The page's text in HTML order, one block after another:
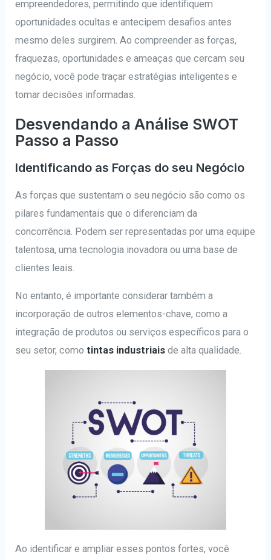
empreendedores, permitindo que identifiquem
oportunidades ocultas e antecipem desafios antes
mesmo deles surgirem. Ao compreender as forças,
fraquezas, oportunidades e ameaças que cercam seu
negócio, você pode traçar estratégias inteligentes e
tomar decisões informadas.
Desvendando a Análise SWOT
Passo a Passo
Identificando as Forças do seu Negócio
As forças que sustentam o seu negócio são como os
pilares fundamentais que o diferenciam da
concorrência. Podem ser representadas por uma equipe
talentosa, uma tecnologia inovadora ou uma base de
clientes leais.
No entanto, é importante considerar também a
incorporação de outros elementos-chave, como a
integração de produtos ou serviços específicos para o
seu setor, como tintas industriais de alta qualidade.
Ao identificar e ampliar esses pontos fortes, você